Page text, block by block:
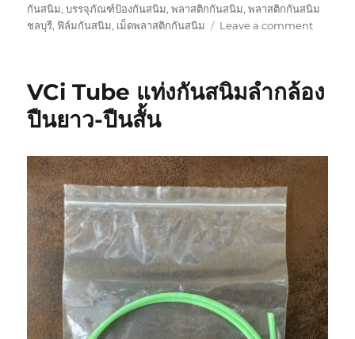
กันสนิม,บรรจุภัณฑ์ป้องกันสนิม,พลาสติกกันสนิม,พลาสติกกันสนิม
ชลบุรี, ฟิล์มกันสนิม, เม็ดพลาสติกกันสนิม Leave a commenton
ออก
สนิม
สนิม
อยู่
ไหม
?
VCi Tube แท่งกันสนิมลำกล้อง
ปืนยาว-ปืนสั้น